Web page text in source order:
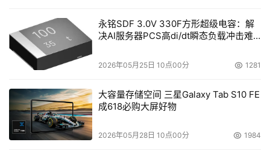
北京AI产业生态；支撑北京2024-2025“人工智能+”行动计
划，加速行业智能化；从智能基座延伸至计算卓越孵化中
心，共建AI产业人才体系，全面助力北京全球数字经济标杆
永铭SDF 3.0V 330F方形超级电容：解
决AI服务器PCS高di/dt瞬态负载冲击难
2026年05月25日 10点00分 1281
大容量存储空间 三星Galaxy Tab S10 FE
成618必购大屏好物
2026年05月28日 10点00分 1984